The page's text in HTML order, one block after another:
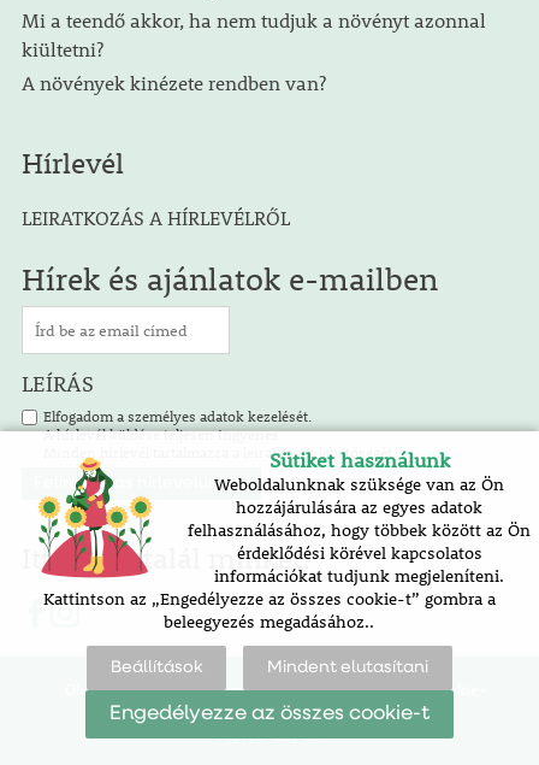
Mi a teendő akkor, ha nem tudjuk a növényt azonnal
kiültetni?
A növények kinézete rendben van?
Hírlevél
LEIRATKOZÁS A HÍRLEVÉLRŐL
Hírek és ajánlatok e-mailben
LEÍRÁS
Elfogadom a személyes adatok kezelését.
A hírlevél küldése teljesen ingyenes.
Minden hírlevél tartalmazza a leiratkozás lehetőségét.
Itt is megtalál minket!
Oldaltérkép | akadálymentesítési nyilatkozat |
cookie-
beállítások
SOFICO-CZ, a.s.
Sütiket használunk
Weboldalunknak szüksége van az Ön
hozzájárulására az egyes adatok
felhasználásához, hogy többek között az Ön
érdeklődési körével kapcsolatos
információkat tudjunk megjeleníteni.
Kattintson az „Engedélyezze az összes cookie-t” gombra a
beleegyezés megadásához..
Beállítások Mindent elutasítani
Engedélyezze az összes cookie-t